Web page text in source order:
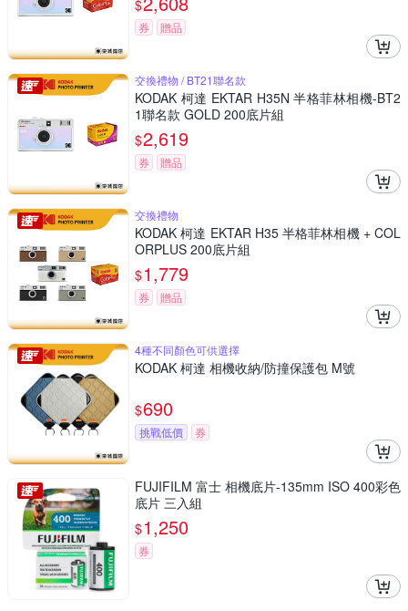
$
券 贈品
交換禮物 / BT21聯名款
KODAK 柯達 EKTAR H35N 半格菲林相機-BT2
1聯名款 GOLD 200底片組
$2,619
券 贈品
交換禮物
KODAK 柯達 EKTAR H35 半格菲林相機 + COL
ORPLUS 200底片組
$1,779
券 贈品
4種不同顏色可供選擇
KODAK 柯達 相機收納/防撞保護包 M號
$690
挑戰低價 券
FUJIFILM 富士 相機底片-135mm ISO 400彩色
底片 三入組
$1,250
券